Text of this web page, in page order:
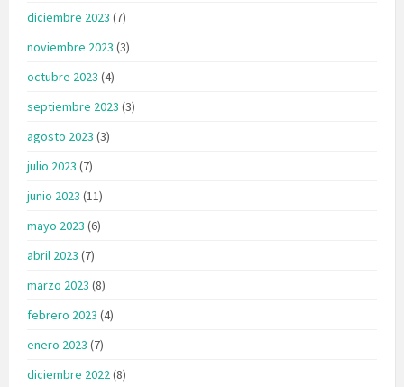
diciembre 2023 (7)
noviembre 2023 (3)
octubre 2023 (4)
septiembre 2023 (3)
agosto 2023 (3)
julio 2023 (7)
junio 2023 (11)
mayo 2023 (6)
abril 2023 (7)
marzo 2023 (8)
febrero 2023 (4)
enero 2023 (7)
diciembre 2022(8)